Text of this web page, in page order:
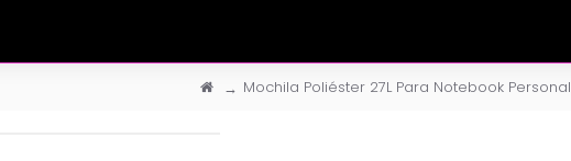
Mochila Poliéster 27L Para Notebook